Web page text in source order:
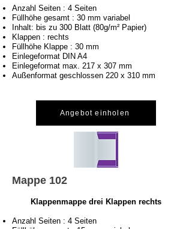
Anzahl Seiten : 4 Seiten
Füllhöhe gesamt : 30 mm variabel
Inhalt: bis zu 300 Blatt (80g/m² Papier)
Klappen : rechts
Füllhöhe Klappe : 30 mm
Einlegeformat DIN A4
Einlegeformat max. 217 x 307 mm
Außenformat geschlossen 220 x 310 mm
Angebot einholen
Mappe 102
Klappenmappe drei Klappen rechts
Anzahl Seiten : 4 Seiten